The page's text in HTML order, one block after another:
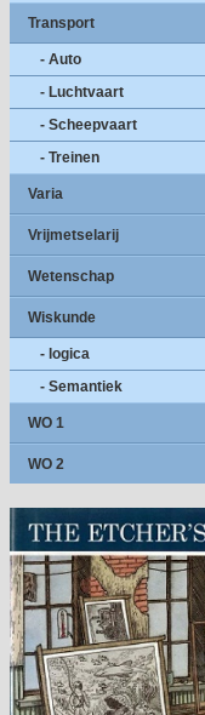
Transport
- Auto
- Luchtvaart
- Scheepvaart
- Treinen
Varia
Vrijmetselarij
Wetenschap
Wiskunde
- logica
- Semantiek
WO 1
WO 2